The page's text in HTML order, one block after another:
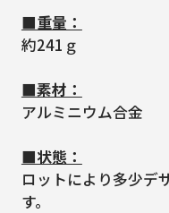
■重量：
約241ｇ
■素材：
アルミニウム合金
■状態：
ロットにより多少デ
す。